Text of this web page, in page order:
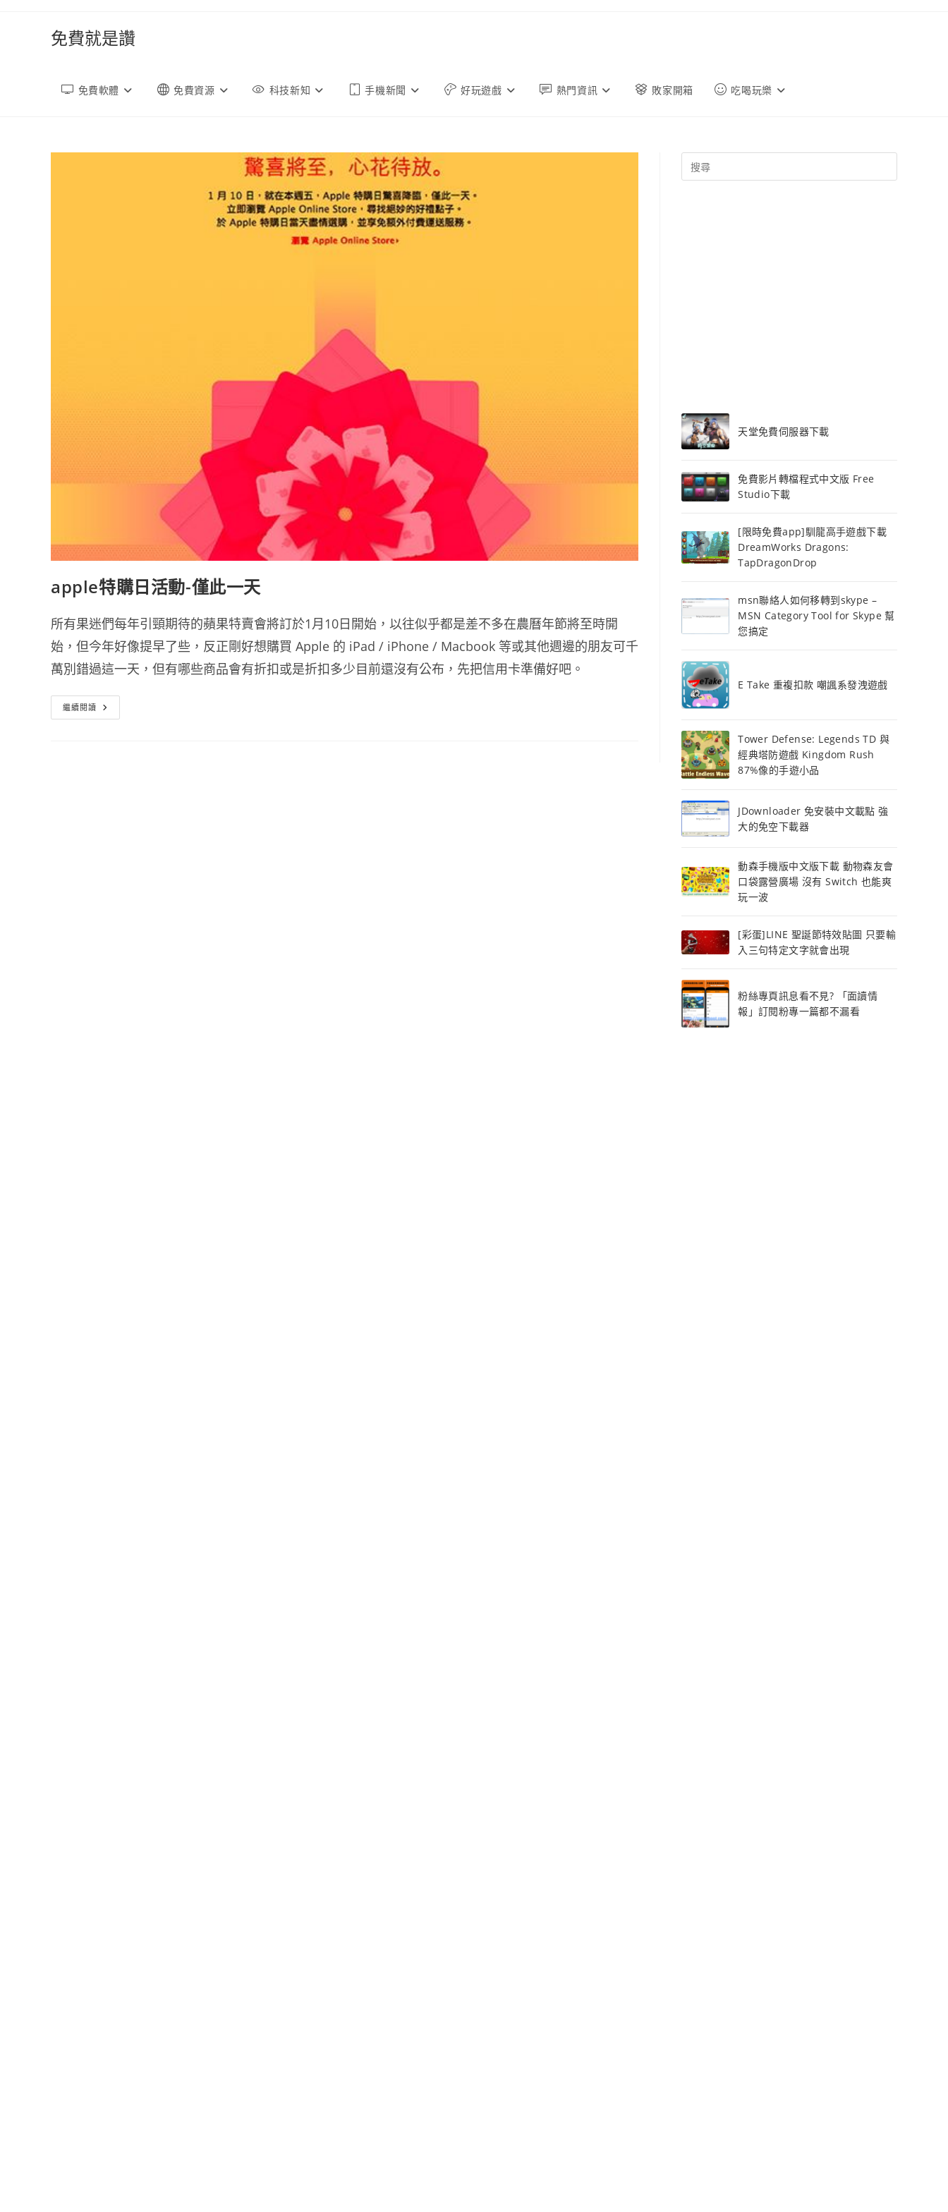
免費就是讚
免費軟體 免費資源 科技新知 手機新聞 好玩遊戲 熱門資訊 敗家開箱 吃喝玩樂
apple特購日活動-僅此一天
所有果迷們每年引頸期待的蘋果特賣會將訂於1月10日開始，以往似乎都是差不多在農曆年節將至時開
始，但今年好像提早了些，反正剛好想購買 Apple 的 iPad / iPhone / Macbook 等或其他週邊的朋友可千
萬別錯過這一天，但有哪些商品會有折扣或是折扣多少目前還沒有公布，先把信用卡準備好吧。
繼續閱讀 Apple
特
天堂免費伺服器下載
免費影片轉檔程式中文版 Free
Studio下載
[限時免費app]馴龍高手遊戲下載
DreamWorks Dragons:
TapDragonDrop
msn聯絡人如何移轉到skype –
MSN Category Tool for Skype 幫
您搞定
E Take 重複扣款 嘲諷系發洩遊戲
Tower Defense: Legends TD 與
經典塔防遊戲 Kingdom Rush
87%像的手遊小品
JDownloader 免安裝中文載點 強
大的免空下載器
動森手機版中文版下載 動物森友會
口袋露營廣場 沒有 Switch 也能爽
玩一波
[彩蛋]LINE 聖誕節特效貼圖 只要輸
入三句特定文字就會出現
粉絲專頁訊息看不見? 「面讀情
報」訂閱粉專一篇都不漏看